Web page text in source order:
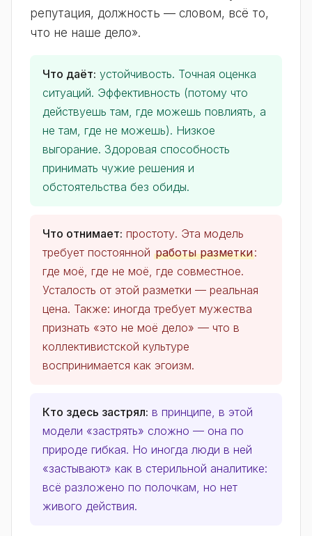
репутация, должность — словом, всё то,
что не наше дело».
Что даёт: устойчивость. Точная оценка
ситуаций. Эффективность (потому что
действуешь там, где можешь повлиять, а
не там, где не можешь). Низкое
выгорание. Здоровая способность
принимать чужие решения и
обстоятельства без обиды.
Что отнимает: простоту. Эта модель
требует постоянной работы разметки:
где моё, где не моё, где совместное.
Усталость от этой разметки — реальная
цена. Также: иногда требует мужества
признать «это не моё дело» — что в
коллективистской культуре
воспринимается как эгоизм.
Кто здесь застрял: в принципе, в этой
модели «застрять» сложно — она по
природе гибкая. Но иногда люди в ней
«застывают» как в стерильной аналитике:
всё разложено по полочкам, но нет
живого действия.